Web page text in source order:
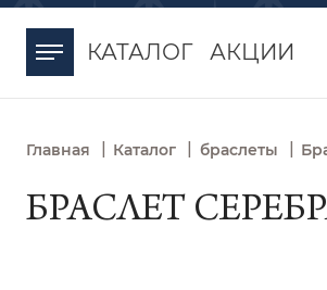
КАТАЛОГ АКЦИИ
Главная | Каталог | браслеты |
БРАСЛЕТ